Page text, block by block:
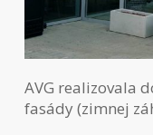
AVG realizovala
fasády (zimnej